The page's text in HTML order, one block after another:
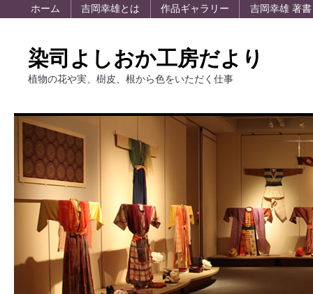
ホーム 吉岡幸雄とは 作品ギャラリー 吉岡幸雄 著書
染司よしおか工房だより
植物の花や実、樹皮、根から色をいただく仕事